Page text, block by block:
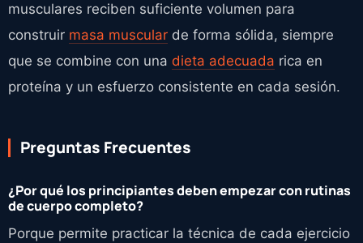
musculares reciben suficiente volumen para
construir masa muscular de forma sólida, siempre
que se combine con una dieta adecuada rica en
proteína y un esfuerzo consistente en cada sesión.
Preguntas Frecuentes
¿Por qué los principiantes deben empezar con rutinas
de cuerpo completo?
Porque permite practicar la técnica de cada ejercicio